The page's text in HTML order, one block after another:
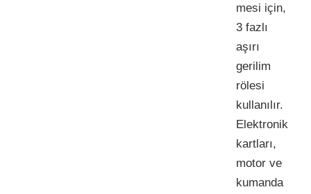
mesi için,
3 fazlı
aşırı
gerilim
rölesi
kullanılır.
Elektronik
kartları,
motor ve
kumanda